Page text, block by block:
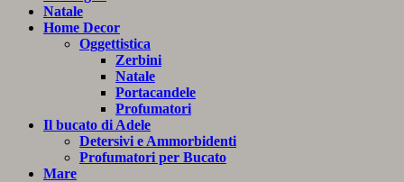
Natale
Home Decor
Oggettistica
Zerbini
Natale
Portacandele
Profumatori
Il bucato di Adele
Detersivi e Ammorbidenti
Profumatori per Bucato
Mare